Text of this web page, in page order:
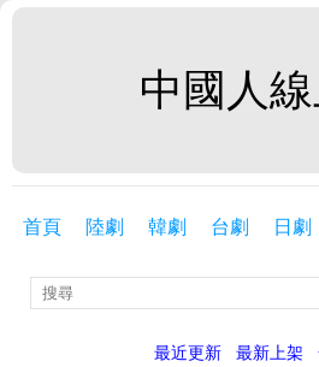
中國人
首頁 陸劇 韓劇 台劇 日劇
最近更新 最新上架